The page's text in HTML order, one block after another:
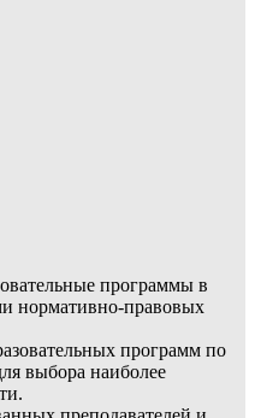
программы в
нормативно-правовых
программ по
выбора наиболее